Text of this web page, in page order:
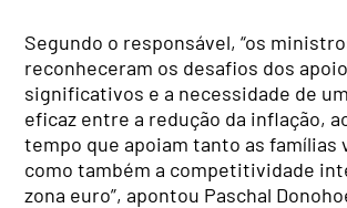
Segundo o responsável, “os
reconheceram os desafios dos
significativos e a necessidade de
eficaz entre a redução da inflação,
tempo que apoiam tanto as famílias
como também a competitividade
zona euro”, apontou Paschal